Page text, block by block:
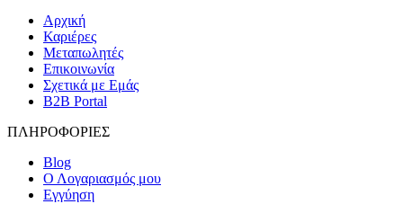
Αρχική
Καριέρες
Μεταπωλητές
Επικοινωνία
Σχετικά με Εμάς
B2B Portal
ΠΛΗΡΟΦΟΡΙΕΣ
Blog
Ο Λογαριασμός μου
Εγγύηση